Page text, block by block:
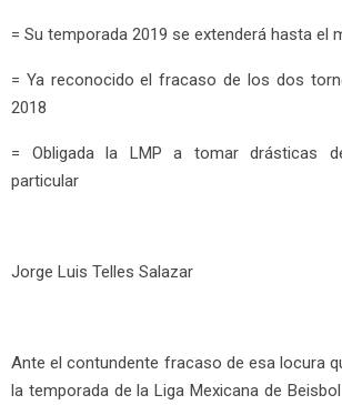
= Su temporada 2019 se extenderá hasta el
= Ya reconocido el fracaso de los dos
2018
= Obligada la LMP a tomar drásticas
particular
Jorge Luis Telles Salazar
Ante el contundente fracaso de esa locura
la temporada de la Liga Mexicana de